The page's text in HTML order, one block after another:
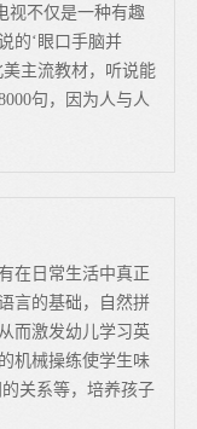
视不仅是一种有趣
的‘眼口手脑并
主流教材，听说能
句，因为人与人
在日常生活中真正
言的基础，自然拼
而激发幼儿学习英
机械操练使学生味
关系等，培养孩子